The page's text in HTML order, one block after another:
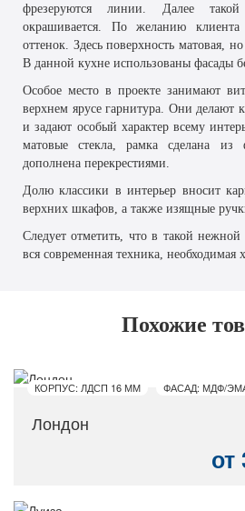
фрезеруются линии. Далее
окрашивается. По желанию
оттенок. Здесь поверхность матовая,
В данной кухне использованы фасады
Особое место в проекте занимают
верхнем ярусе гарнитура. Они делают
и задают особый характер всему
матовые стекла, рамка сделана
дополнена перекрестиями.
Долю классики в интерьер вносит
верхних шкафов, а также изящные
Следует отметить, что в такой нежной
вся современная техника, необходимая
Похожие
КОРПУС: ЛДСП 16 ММ ФАСАД: МДФ/
Лондон
от